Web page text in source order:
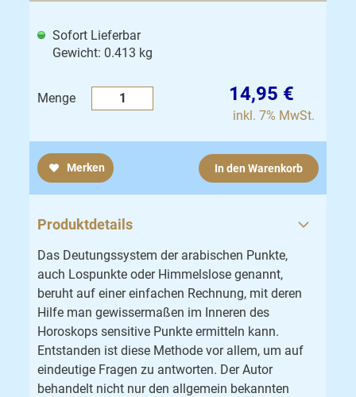
Menge 14,95 €
inkl. 7% MwSt.
Sofort Lieferbar
Gewicht: 0.413 kg
Merken In den Warenkorb
Produktdetails
Das Deutungssystem der arabischen Punkte,
auch Lospunkte oder Himmelslose genannt,
beruht auf einer einfachen Rechnung, mit deren
Hilfe man gewissermaßen im Inneren des
Horoskops sensitive Punkte ermitteln kann.
Entstanden ist diese Methode vor allem, um auf
eindeutige Fragen zu antworten. Der Autor
behandelt nicht nur den allgemein bekannten